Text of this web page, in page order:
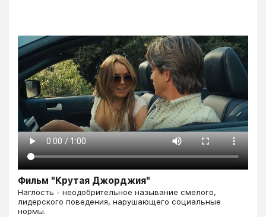
Фильм "Крутая Джорджия"
Наглость - неодобрительное называние смелого,
лидерского поведения, нарушающего социальные
нормы.